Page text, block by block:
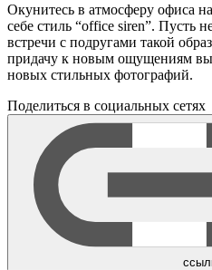
Окунитесь в атмосферу офиса
себе стиль “office siren”. Пусть
встречи с подругами такой
придачу к новым ощущениям вы
новых стильных фотографий.
Поделиться в социальных сетях